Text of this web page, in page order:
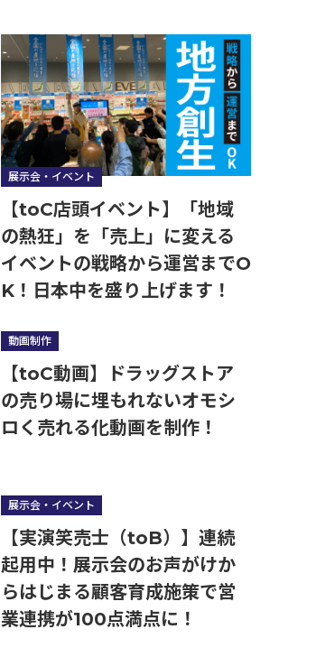
展示会・イベント
【toC店頭イベント】「地域
の熱狂」を「売上」に変える
イベントの戦略から運営までO
K！日本中を盛り上げます！
動画制作
【toC動画】ドラッグストア
の売り場に埋もれないオモシ
ロく売れる化動画を制作！
展示会・イベント
【実演笑売士（toB）】連続
起用中！展示会のお声がけか
らはじまる顧客育成施策で営
業連携が100点満点に！